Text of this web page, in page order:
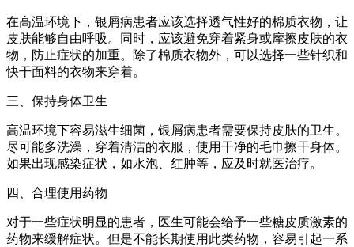
在高温环境下，银屑病患者应该选择透气性好的棉质衣物，让
皮肤能够自由呼吸。同时，应该避免穿着紧身或摩擦皮肤的衣
物，防止症状的加重。除了棉质衣物外，可以选择一些针织和
快干面料的衣物来穿着。
三、保持身体卫生
高温环境下容易滋生细菌，银屑病患者需要保持皮肤的卫生。
尽可能多洗澡，穿着清洁的衣服，使用干净的毛巾擦干身体。
如果出现感染症状，如水泡、红肿等，应及时就医治疗。
四、合理使用药物
对于一些症状明显的患者，医生可能会给予一些糖皮质激素的
药物来缓解症状。但是不能长期使用此类药物，容易引起一系